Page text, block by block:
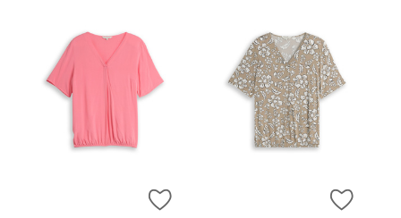
ZUR WUNSCHLISTE HINZUFÜGEN
ZUR